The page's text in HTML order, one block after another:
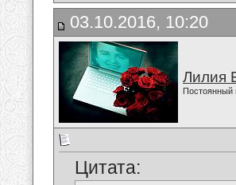
03.10.2016, 10:20
Лилия
Постоянный
Цитата: